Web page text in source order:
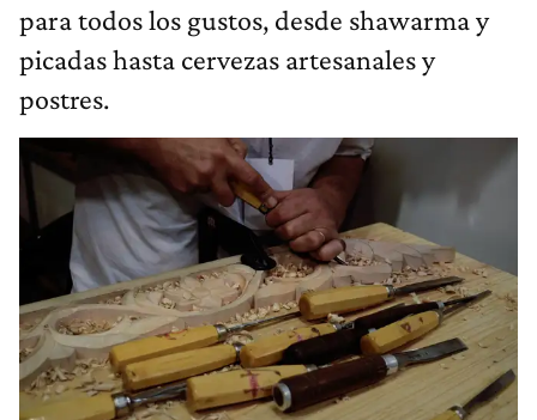
para todos los gustos, desde shawarma y
picadas hasta cervezas artesanales y
postres.